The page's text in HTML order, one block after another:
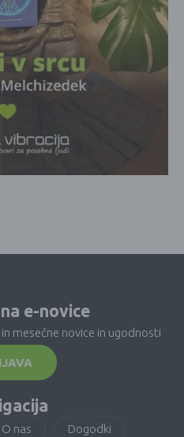
e-novice
mesečne novice in ugodnosti
O nas Dogodki